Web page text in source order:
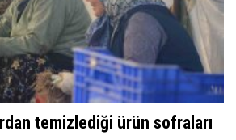
temizlediği ürün sofraları